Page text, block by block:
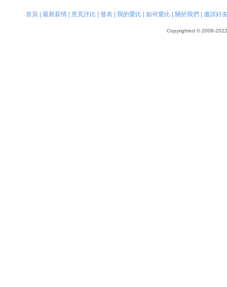
首頁| 最新薪情| 意見評比| 發表| 我的愛比| 如何愛比| 關於我們 邀請好
Copyrighted © 2008-